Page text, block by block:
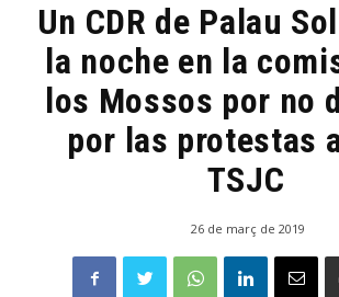
Un CDR de Palau
la noche en la
los Mossos por no
por las protestas
TSJC
26 de març de 2019